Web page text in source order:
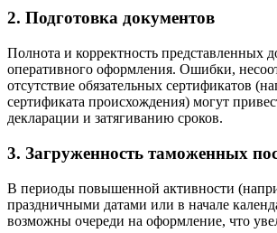
2. Подготовка документов
Полнота и корректность представленных
оперативного оформления. Ошибки,
отсутствие обязательных сертификатов
сертификата происхождения) могут
декларации и затягиванию сроков.
3. Загруженность таможенных
В периоды повышенной активности
праздничными датами или в начале
возможны очереди на оформление, что